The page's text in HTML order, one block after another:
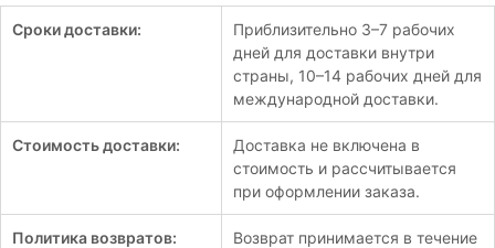
Сроки доставки:
Приблизительно 3–7 рабочих
дней для доставки внутри
страны, 10–14 рабочих дней для
международной доставки.
Стоимость доставки:
Доставка не включена в
стоимость и рассчитывается
при оформлении заказа.
Политика возвратов:
Возврат принимается в течение